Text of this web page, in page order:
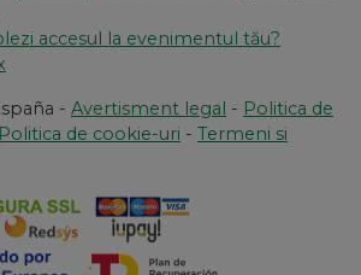
accesul la evenimentul tău?
- Avertisment legal - Politica de
Politica de cookie-uri - Termeni si